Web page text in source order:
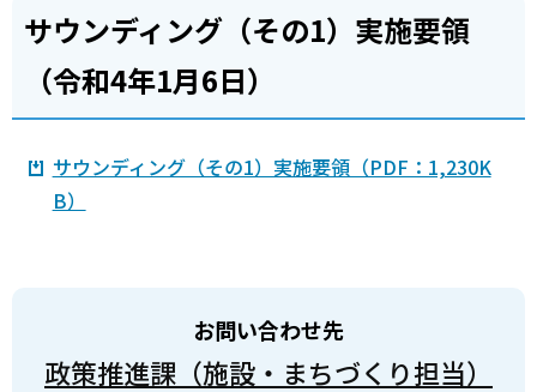
サウンディング（その1）実施要領
（令和4年1月6日）
サウンディング（その1）実施要領（PDF：1,230K
B）
お問い合わせ先
政策推進課（施設・まちづくり担当）